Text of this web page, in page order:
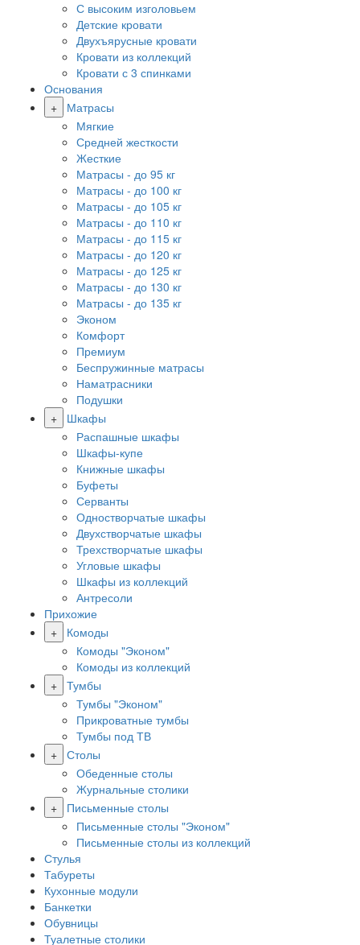
С высоким изголовьем
Детские кровати
Двухъярусные кровати
Кровати из коллекций
Кровати с 3 спинками
Основания
+
Матрасы
Мягкие
Средней жесткости
Жесткие
Матрасы - до 95 кг
Матрасы - до 100 кг
Матрасы - до 105 кг
Матрасы - до 110 кг
Матрасы - до 115 кг
Матрасы - до 120 кг
Матрасы - до 125 кг
Матрасы - до 130 кг
Матрасы - до 135 кг
Эконом
Комфорт
Премиум
Беспружинные матрасы
Наматрасники
Подушки
+
Шкафы
Распашные шкафы
Шкафы-купе
Книжные шкафы
Буфеты
Серванты
Одностворчатые шкафы
Двухстворчатые шкафы
Трехстворчатые шкафы
Угловые шкафы
Шкафы из коллекций
Антресоли
Прихожие
+
Комоды
Комоды "Эконом"
Комоды из коллекций
+ Тумбы
Тумбы "Эконом"
Прикроватные тумбы
Тумбы под ТВ
+ Столы
Обеденные столы
Журнальные столики
+
Письменные столы
Письменные столы "Эконом"
Письменные столы из коллекций
Стулья
Табуреты
Кухонные модули
Банкетки
Обувницы
Туалетные столики